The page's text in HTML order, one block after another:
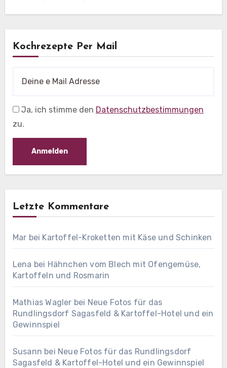
Kochrezepte Per Mail
Ja, ich stimme den Datenschutzbestimmungen
zu.
Letzte Kommentare
Mar bei Kartoffel-Kroketten mit Käse und Schinken
Lena bei Hähnchen vom Blech mit Ofengemüse,
Kartoffeln und Rosmarin
Mathias Wagler bei Neue Fotos für das
Rundlingsdorf Sagasfeld & Kartoffel-Hotel und ein
Gewinnspiel
Susann bei Neue Fotos für das Rundlingsdorf
Sagasfeld & Kartoffel-Hotel und ein Gewinnspiel